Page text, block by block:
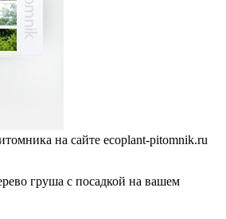
на сайте ecoplant-pitomnik.ru
груша с посадкой на вашем